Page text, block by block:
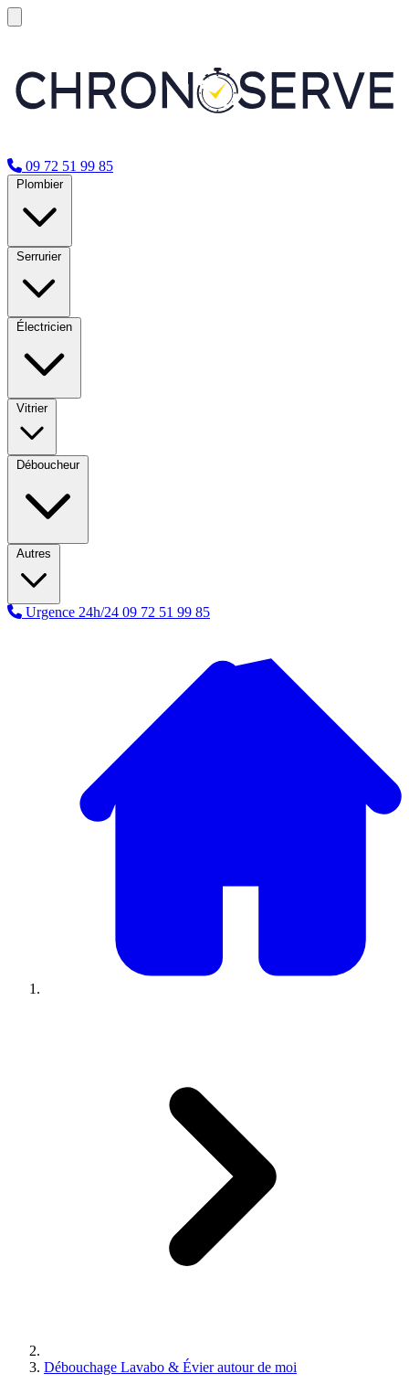
09 72 51 99 85
Plombier
Serrurier
Électricien
Vitrier
Déboucheur
Autres
Urgence 24h/24 09 72 51 99 85
Débouchage Lavabo & Évier autour de moi